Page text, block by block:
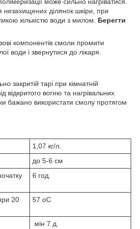
незахищених ділянок шкіри, при
кількістю води з милом. Берегти
компонентів смоли промити
води і звернутися до лікаря.
закритій тарі при кімнатній
відкритого вогню та нагрівальних
бажано використати смолу протягом
1,07 кг/л.
до 5-6 см
6 год.
20
57 оС
мін 7 д.